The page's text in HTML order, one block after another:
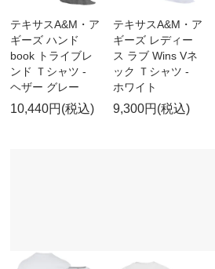
テキサスA&M・ア
ギーズ ハンド
book トライブレ
ンド Ｔシャツ -
ヘザー グレー
10,440円(税込)
テキサスA&M・ア
ギーズ レディー
ス ラブ Wins Vネ
ック Ｔシャツ -
ホワイト
9,300円(税込)